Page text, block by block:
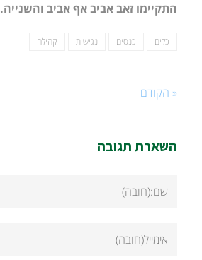
התקיימו זאב אביב אף אביב והשנייה.
כלים כנסים נגישות קהילה
« הקודם
השארת תגובה